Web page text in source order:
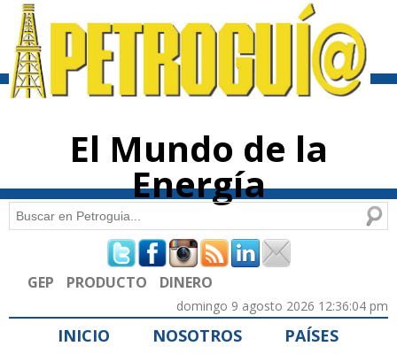
contenido
El Mundo de la
Energía
Formulario de búsqueda
Buscar
GEP PRODUCTO DINERO
domingo 9 agosto 2026 12:36:04 pm
INICIO NOSOTROS
PAÍSES